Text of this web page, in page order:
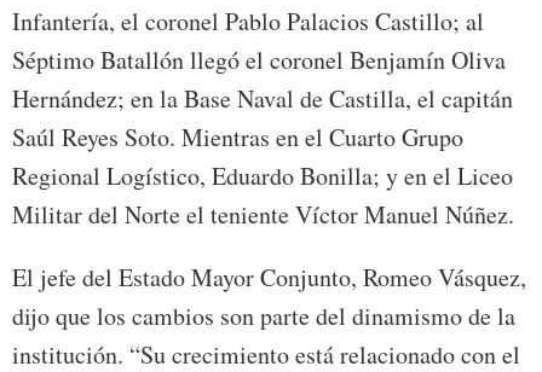
Infantería, el coronel Pablo Palacios Castillo; al
Séptimo Batallón llegó el coronel Benjamín Oliva
Hernández; en la Base Naval de Castilla, el capitán
Saúl Reyes Soto. Mientras en el Cuarto Grupo
Regional Logístico, Eduardo Bonilla; y en el Liceo
Militar del Norte el teniente Víctor Manuel Núñez.
El jefe del Estado Mayor Conjunto, Romeo Vásquez,
dijo que los cambios son parte del dinamismo de la
institución. “Su crecimiento está relacionado con el